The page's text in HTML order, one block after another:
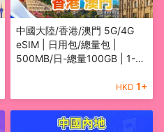
中國大陸/香港/澳門 5G/4G
eSIM | 日用包/總量包 |
500MB/日-總量100GB | 1-
HKD 1+